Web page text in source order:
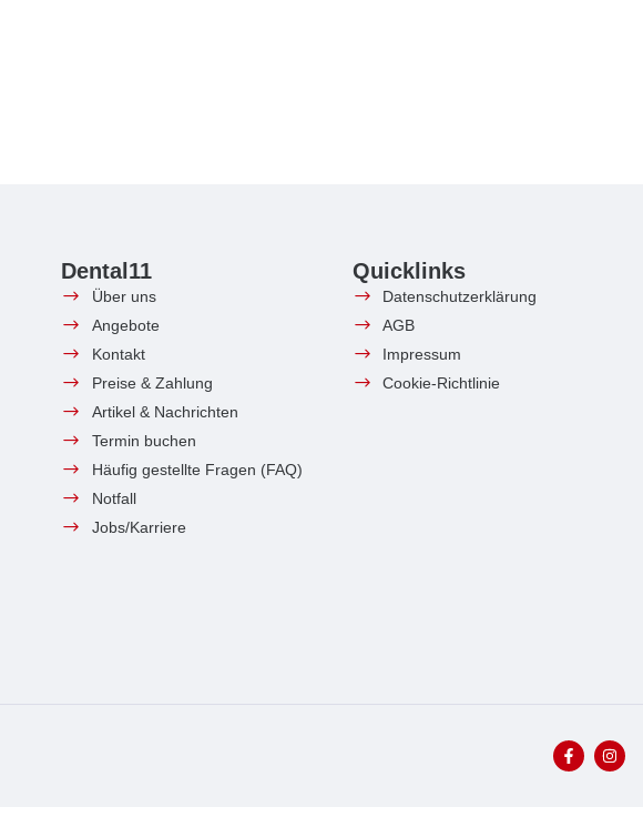
Dental11
Über uns
Angebote
Kontakt
Preise & Zahlung
Artikel & Nachrichten
Termin buchen
Häufig gestellte Fragen (FAQ)
Notfall
Jobs/Karriere
Quicklinks
Datenschutzerklärung
AGB
Impressum
Cookie-Richtlinie